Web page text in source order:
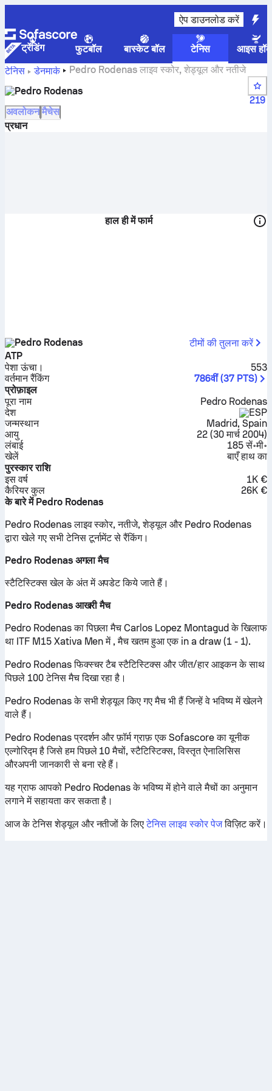
ऐप डाउनलोड करें
ट्रेंडिंग फुटबॉल बास्केट बॉल टेनिस
आइस
टेनिस
डेनमार्क
Pedro Rodenas लाइव स्कोर, शेड्यूल और नतीजे
Pedro Rodenas
219
अवलोकन मैचेस
प्रधान
हाल ही में फार्म
Pedro Rodenas
टीमों की तुलना करें
ATP
पेशा ऊंचा।
553
वर्तमान रैंकिंग
786वीं(37 PTS)
प्रोफ़ाइल
पूरा नाम
Pedro Rodenas
देश
ESP
जन्मस्थान
Madrid, Spain
आयु
22 (30 मार्च 2004)
लंबाई
185 सें॰मी॰
खेलें
बाएँ हाथ का
पुरस्कार राशि
इस वर्ष
1K €
कैरियर कुल
26K €
के बारे में Pedro Rodenas
Pedro Rodenas लाइव स्कोर, नतीजे, शेड्यूल और Pedro Rodenas
द्वारा खेले गए सभी टेनिस टूर्नामेंट से रैंकिंग।
Pedro Rodenas अगला मैच
स्टैटिस्टिक्स खेल के अंत में अपडेट किये जाते हैं।
Pedro Rodenas आखरी मैच
Pedro Rodenas का पिछला मैच Carlos Lopez Montagud के खिलाफ
था ITF M15 Xativa Men में , मैच खतम हुआ एक in a draw (1 - 1).
Pedro Rodenas फिक्स्चर टैब स्टैटिस्टिक्स और जीत/हार आइकन के साथ
पिछले 100 टेनिस मैच दिखा रहा है।
Pedro Rodenas के सभी शेड्यूल किए गए मैच भी हैं जिन्हें वे भविष्य में खेलने
वाले हैं।
Pedro Rodenas प्रदर्शन और फ़ॉर्म ग्राफ़ एक Sofascore का यूनीक
एल्गोरिद्म है जिसे हम पिछले 10 मैचों, स्टैटिस्टिक्स, विस्तृत ऐनालिसिस
औरअपनी जानकारी से बना रहे हैं।
यह ग्राफ आपको Pedro Rodenas के भविष्य में होने वाले मैचों का अनुमान
लगाने में सहायता कर सकता है।
आज के टेनिस शेड्यूल और नतीजों के लिएटेनिस लाइव स्कोर पेजविज़िट करें।